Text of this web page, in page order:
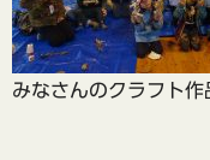
みなさんのクラフト作